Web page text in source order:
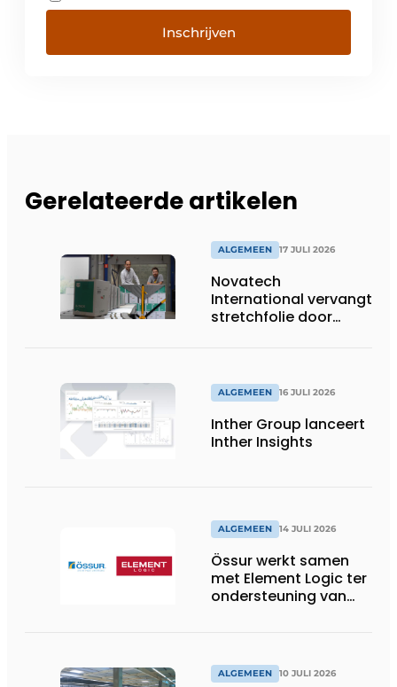
Inschrijven
Gerelateerde artikelen
ALGEMEEN 17 JULI 2026
Novatech
International vervangt
stretchfolie door
ALGEMEEN 16 JULI 2026
Inther Group lanceert
Inther Insights
ALGEMEEN 14 JULI 2026
Össur werkt samen
met Element Logic ter
ondersteuning van
ALGEMEEN 10 JULI 2026